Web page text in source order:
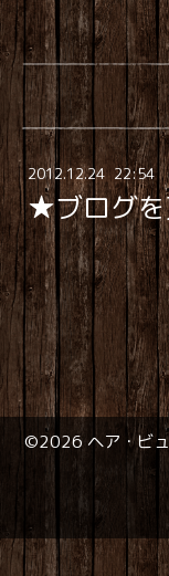
2012.12.24 22:54
★ブログを
©2026 ヘア・ビ